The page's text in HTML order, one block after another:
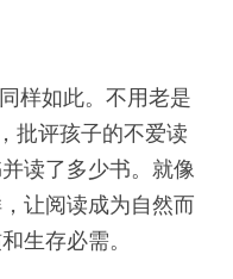
样如此。不用老是
批评孩子的不爱读
读了多少书。就像
让阅读成为自然而
生存必需。